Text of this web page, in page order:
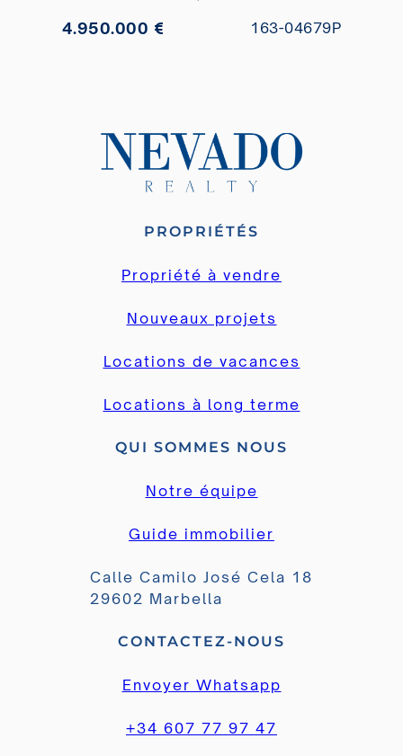
4.950.000 € 163-04679P
PROPRIÉTÉS
Propriété à vendre
Nouveaux projets
Locations de vacances
Locations à long terme
QUI SOMMES NOUS
Notre équipe
Guide immobilier
Calle Camilo José Cela 18
29602 Marbella
CONTACTEZ-NOUS
Envoyer Whatsapp
+34 607 77 97 47